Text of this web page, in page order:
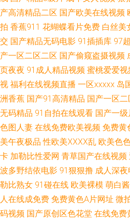
专区 91视屏免费看 www亚州色图 日韩一
网站 俺去爷新网 国产精品午夜麻烦 91先
网 超碰香蕉福利 午夜探花 超碰人人摸人
类激情综合 熟女视频一区 伊人99在线 91
影音先锋激情都市 日本人妖毛片 91美女
人色情电影 黄色链接在线观看 日韩综合色
韩性交网址 亚洲女人含羞草 伊人大橡胶
产高清精品二区 国产欧美在线视频
拍 香蕉911 花蝴蝶看片免费 白丝美
交 国产精品无码电影 91插插库 97
产一区二区二区 国产偷窥盗摄视频
页夜夜 91成人精品视频 蜜桃爱爱视
视 福利在线视频直播 一区xxxxx 岛
洲香蕉 国产91高清精品 国产一区二
无码精品 91自拍在线观看 国产一
色图人妻 在线免费欧美视频 免费黄
美午夜极品 性欧美ⅩⅩⅩⅩ乱 欧美色
卡 加勒比性爱网 青草国产在线视频
波多野结依电影 91狠狠撸 成人深夜
勒比熟女 91碰在线 欧美裸模 萌白
人在线成免费 免费黄色A片网址 微
码视频 国产原创区色花堂 在线免费